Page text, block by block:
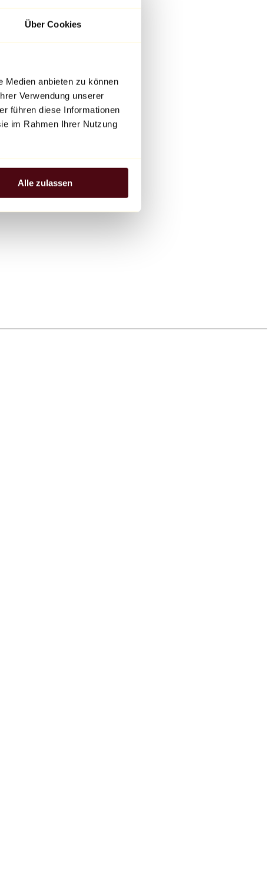
Über Cookies
Medien anbieten zu können
Verwendung unserer
führen diese Informationen
im Rahmen Ihrer Nutzung
Alle zulassen